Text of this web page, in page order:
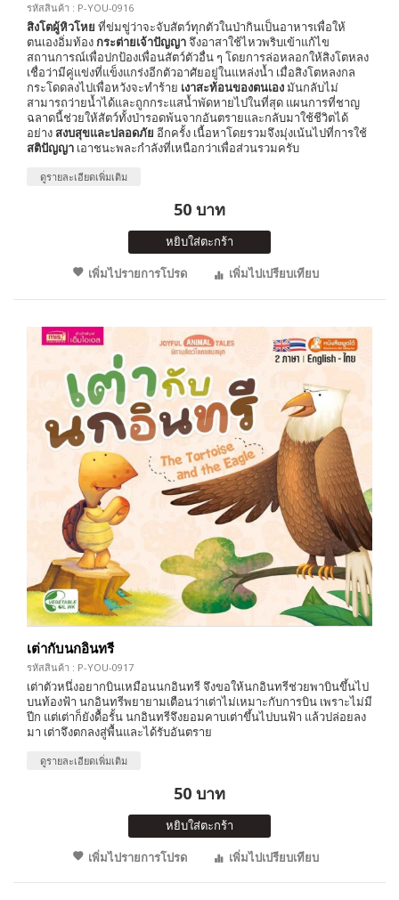
รหัสสินค้า : P-YOU-0916
สิงโตผู้หิวโหย ที่ข่มขู่ว่าจะจับสัตว์ทุกตัวในป่ากินเป็นอาหารเพื่อให้
ตนเองอิ่มท้องกระต่ายเจ้าปัญญาจึงอาสาใช้ไหวพริบเข้าแก้ไข
สถานการณ์เพื่อปกป้องเพื่อนสัตว์ตัวอื่น ๆ โดยการล่อหลอกให้สิงโตหลง
เชื่อว่ามีคู่แข่งที่แข็งแกร่งอีกตัวอาศัยอยู่ในแหล่งน้ำ เมื่อสิงโตหลงกล
กระโดดลงไปเพื่อหวังจะทำร้าย เงาสะท้อนของตนเองมันกลับไม่
สามารถว่ายน้ำได้และถูกกระแสน้ำพัดหายไปในที่สุด แผนการที่ชาญ
ฉลาดนี้ช่วยให้สัตว์ทั้งป่ารอดพ้นจากอันตรายและกลับมาใช้ชีวิตได้
อย่างสงบสุขและปลอดภัย อีกครั้ง เนื้อหาโดยรวมจึงมุ่งเน้นไปที่การใช้
สติปัญญา เอาชนะพละกำลังที่เหนือกว่าเพื่อส่วนรวมครับ
ดูรายละเอียดเพิ่มเติม
50 บาท
หยิบใส่ตะกร้า
เพิ่มไปรายการโปรด
เพิ่มไปเปรียบเทียบ
เต่ากับนกอินทรี
รหัสสินค้า : P-YOU-0917
เต่าตัวหนึ่งอยากบินเหมือนนกอินทรี จึงขอให้นกอินทรีช่วยพาบินขึ้นไป
บนท้องฟ้า นกอินทรีพยายามเตือนว่าเต่าไม่เหมาะกับการบิน เพราะไม่มี
ปีก แต่เต่าก็ยังดื้อรั้น นกอินทรีจึงยอมคาบเต่าขึ้นไปบนฟ้า แล้วปล่อยลง
มา เต่าจึงตกลงสู่พื้นและได้รับอันตราย
ดูรายละเอียดเพิ่มเติม
50 บาท
หยิบใส่ตะกร้า
เพิ่มไปรายการโปรด
เพิ่มไปเปรียบเทียบ